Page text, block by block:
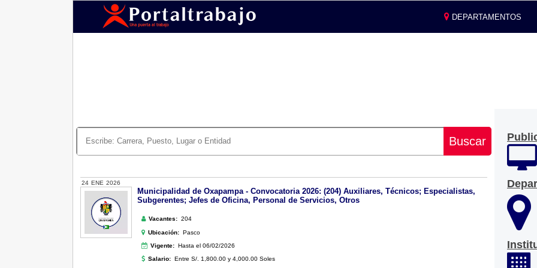
DEPARTAMENTOS
Buscar
24 ENE 2026
Municipalidad de Oxapampa - Convocatoria 2026: (204) Auxiliares, Técnicos; Especialistas,
Subgerentes; Jefes de Oficina, Personal de Servicios, Otros
Vacantes: 204
Ubicación: Pasco
Vigente: Hasta el 06/02/2026
Salario: Entre S/. 1,800.00 y 4,000.00 Soles